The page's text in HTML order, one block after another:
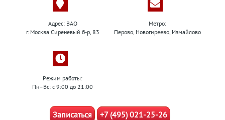
Адрес: ВАО
г. Москва Сиреневый б-р, 83
Метро:
Перово, Новогиреево, Измайлово
Режим работы:
Пн–Вс: с 9:00 до 21:00
Записаться +7 (495) 021-25-26